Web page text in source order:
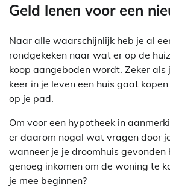
Geld lenen voor een
Naar alle waarschijnlijk heb je al
rondgekeken naar wat er op de
koop aangeboden wordt. Zeker als
keer in je leven een huis gaat
op je pad.
Om voor een hypotheek in
er daarom nogal wat vragen door
wanneer je je droomhuis gevonden
genoeg inkomen om de woning te
je mee beginnen?